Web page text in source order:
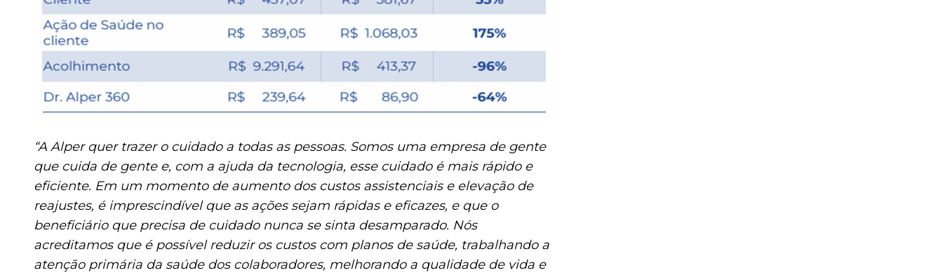
“A Alper quer trazer o cuidado a todas as pessoas. Somos uma empresa de gente
que cuida de gente e, com a ajuda da tecnologia, esse cuidado é mais rápido e
eficiente. Em um momento de aumento dos custos assistenciais e elevação de
reajustes, é imprescindível que as ações sejam rápidas e eficazes, e que o
beneficiário que precisa de cuidado nunca se sinta desamparado. Nós
acreditamos que é possível reduzir os custos com planos de saúde, trabalhando a
atenção primária da saúde dos colaboradores, melhorando a qualidade de vida e